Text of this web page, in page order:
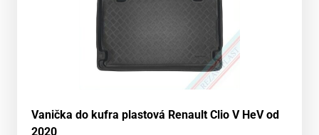
Vanička do kufra plastová Renault Clio V HeV od
2020